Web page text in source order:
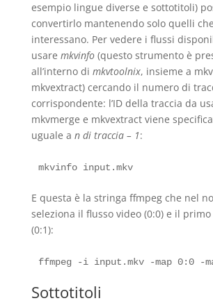
esempio lingue diverse e sottotitoli)
convertirlo mantenendo solo quelli
interessano. Per vedere i flussi
usare mkvinfo(questo strumento è
all’interno di mkvtoolnix, insieme a
mkvextract) cercando il numero di
corrispondente: l’ID della traccia da
mkvmerge e mkvextract viene
uguale a n di traccia – 1:
mkvinfo input.mkv
E questa è la stringa ffmpeg che nel
seleziona il flusso video (0:0) e il
(0:1):
Sottotitoli